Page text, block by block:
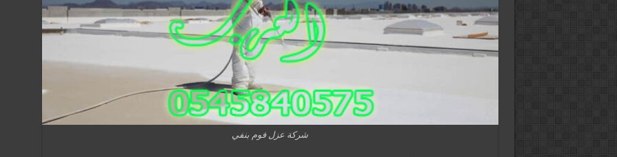
شركة عزل فوم بنفي